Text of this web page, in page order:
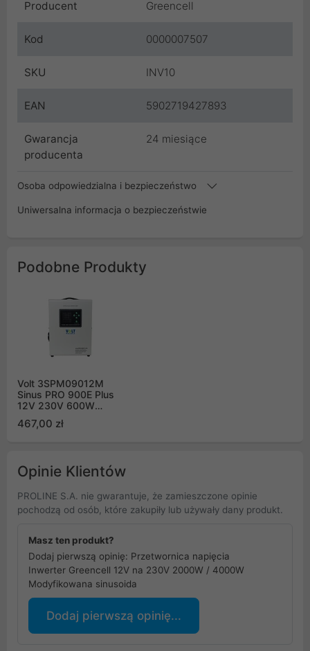
Producent Greencell
Kod 0000007507
SKU INV10
EAN 5902719427893
Gwarancja
producenta
24 miesiące
Osoba odpowiedzialna i bezpieczeństwo
Uniwersalna informacja o bezpieczeństwie
Podobne Produkty
Volt 3SPM09012M
Sinus PRO 900E Plus
12V 230V 600W
LiFePO4 AGM GEL
467,00 zł
Opinie Klientów
PROLINE S.A. nie gwarantuje, że zamieszczone opinie
pochodzą od osób, które zakupiły lub używały dany produkt.
Masz ten produkt?
Dodaj pierwszą opinię: Przetwornica napięcia
Inwerter Greencell 12V na 230V 2000W / 4000W
Modyfikowana sinusoida
Dodaj pierwszą opinię...